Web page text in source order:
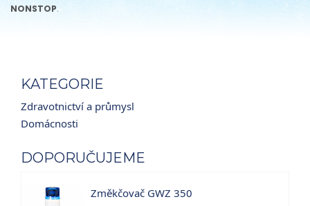
NONSTOP.
KATEGORIE
Zdravotnictví a průmysl
Domácnosti
DOPORUČUJEME
Změkčovač GWZ 350